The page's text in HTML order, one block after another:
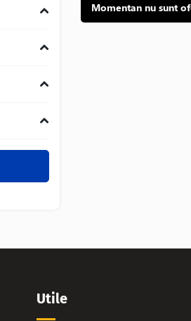
Momentan nu sunt
Utile